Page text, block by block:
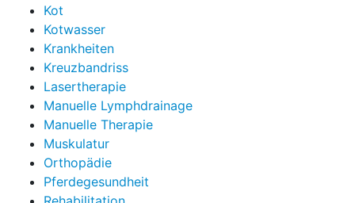
Kot
Kotwasser
Krankheiten
Kreuzbandriss
Lasertherapie
Manuelle Lymphdrainage
Manuelle Therapie
Muskulatur
Orthopädie
Pferdegesundheit